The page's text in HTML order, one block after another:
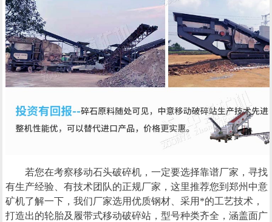
若您在考察移动石头破碎机，一定要选择靠谱厂家，寻找
有生产经验、有技术团队的正规厂家，这里推荐您到郑州中意
矿机了解一下，我们厂家选用优质钢材、采用*的工艺技术，
打造出的轮胎及履带式移动破碎站，型号种类齐全，涵盖面广